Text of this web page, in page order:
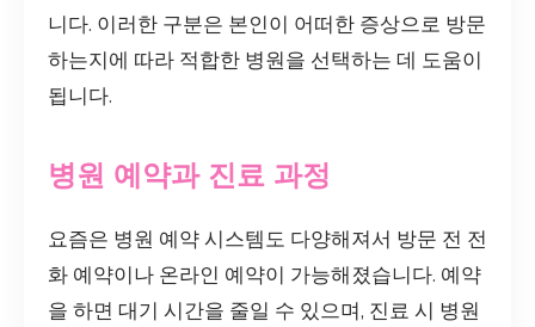
니다. 이러한 구분은 본인이 어떠한 증상으로 방문
하는지에 따라 적합한 병원을 선택하는 데 도움이
됩니다.
병원 예약과 진료 과정
요즘은 병원 예약 시스템도 다양해져서 방문 전 전
화 예약이나 온라인 예약이 가능해졌습니다. 예약
을 하면 대기 시간을 줄일 수 있으며, 진료 시 병원